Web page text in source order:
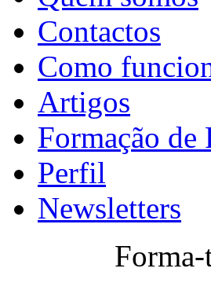
Contactos
Como
Artigos
Formação de
Perfil
Newsletters